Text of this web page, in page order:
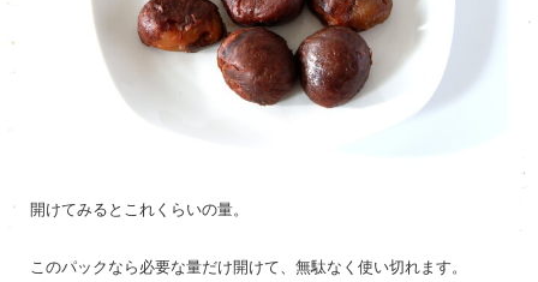
開けてみるとこれくらいの量。
このパックなら必要な量だけ開けて、無駄なく使い切れます。